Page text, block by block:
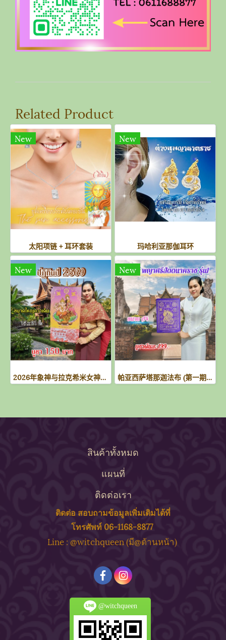
Related Product
New
太阳项链 + 耳环套装
New
玛哈利亚那伽耳环
New
2026年象神与拉克希米女神主题日历：财富与繁荣之礼
New
帕亚西萨塔那迦法布 (第一期) - 紫色
สินค้าทั้งหมด
แผนที่
ติดต่อเรา
ติดต่อ สอบถามข้อมูลเพิ่มเติมได้ที่
โทรศัพท์ 06-1168-8877
Line : @witchqueen (มี@ด้านหน้า)
@witchqueen